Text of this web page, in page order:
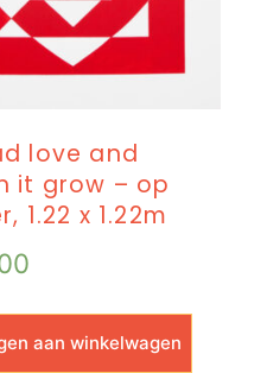
love and
it grow – op
1.22 x 1.22m
aan winkelwagen